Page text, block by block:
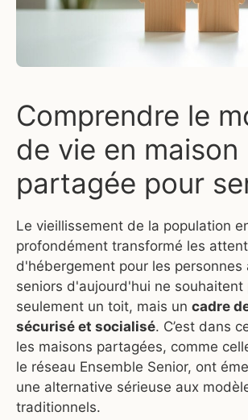
Comprendre le
de vie en maison
partagée pour
Le vieillissement de la population
profondément transformé les
d'hébergement pour les personnes
seniors d'aujourd'hui ne souhaitent
seulement un toit, mais un cadre
sécurisé et socialisé. C’est dans
les maisons partagées, comme
le réseau Ensemble Senior, ont
une alternative sérieuse aux
traditionnels.